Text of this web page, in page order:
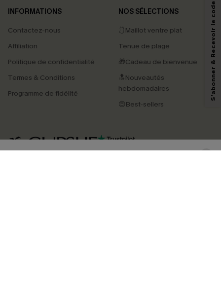
INFORMATIONS
Contactez-nous
Affiliation
Politique de confidentialité
Termes & Conditions
Programme de fidélité
NOS SÉLECTIONS
🩱Maillot ventre plat
Tenue de plage
🎁Cadeau de bienvenue
🔝Nouveautés
hebdomadaires
😍Best-sellers
4.4
marketing (y compris du contenu généré par l'IA) de Cupshe et
pouvons utiliser les données collectées sur notre site ainsi que des
savoir si ceux-ci ont été ouverts, de mesurer votre engagement, de
personnaliser nos contenus et nos offres, et de vous recommander des
produits susceptibles de vous intéresser, conformément à notre
Politique de
. Vous pouvez vous désabonner à tout moment.
S'abonner & Recevoir le code